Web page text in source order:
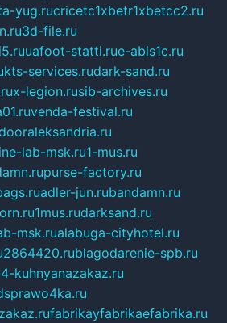
yug.rucricetc1xbetr1xbetcc2.ru
3d-file.ru
uafoot-statti.rue-abis1c.ru
kts-services.rudark-sand.ru
x-legion.rusib-archives.ru
venda-festival.ru
lab-msk.ru1-mus.ru
purse-factory.ru
adler-jun.rubandamn.ru
1mus.rudarksand.ru
msk.rualabuga-cityhotel.ru
2864420.rublagodarenie-spb.ru
kuhnyanazakaz.ru
fabrikayfabrikaefabrika.ru